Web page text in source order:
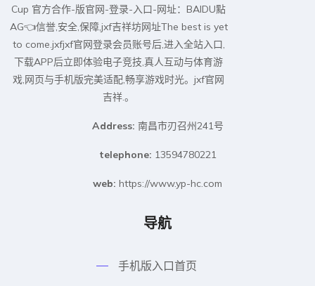
Cup 官方合作-版官网-登录-入口-网址：BAIDU點
AG👈信誉,安全,保障,jxf吉祥坊网址The best is yet
to come.jxfjxf官网登录会员账号后,进入全站入口,
下载APP后立即体验电子竞技,真人互动与体育游
戏,网页与手机版完美适配,畅享游戏时光。jxf官网
吉祥.。
Address: 南昌市刃召州241号
telephone: 13594780221
web: https://www.yp-hc.com
导航
手机版入口首页